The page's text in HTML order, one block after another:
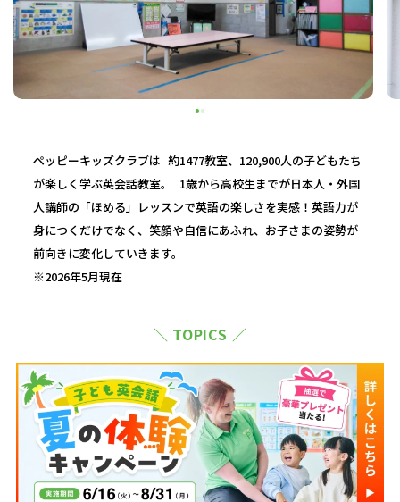
ペッピーキッズクラブは 約1477教室、120,900人の子どもたち
が楽しく学ぶ英会話教室。 1歳から高校生までが日本人・外国
人講師の「ほめる」レッスンで英語の楽しさを実感！英語力が
身につくだけでなく、笑顔や自信にあふれ、お子さまの姿勢が
前向きに変化していきます。
※2026年5月現在
＼ TOPICS ／